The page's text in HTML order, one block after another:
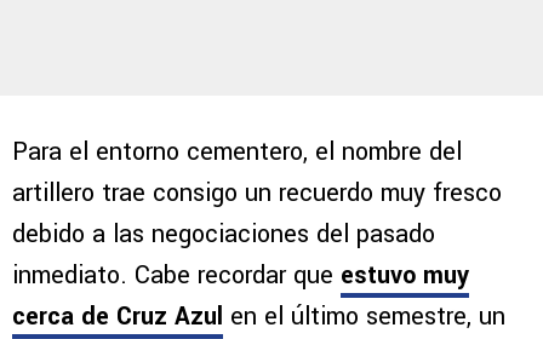
Para el entorno cementero, el nombre del
artillero trae consigo un recuerdo muy fresco
debido a las negociaciones del pasado
inmediato. Cabe recordar que estuvo muy
cerca de Cruz Azul en el último semestre, un